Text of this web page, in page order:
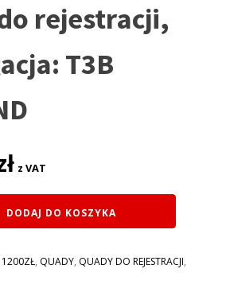
rejestracji,
T3B
z VAT
DODAJ DO KOSZYKA
1200ZŁ, QUADY, QUADY DO REJESTRACJI,